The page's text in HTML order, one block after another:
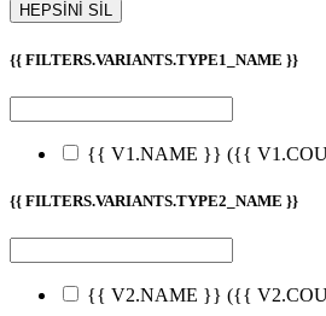
HEPSİNİ SİL
{{ FILTERS.VARIANTS.TYPE1_NAME }}
{{ V1.NAME }} ({{
{{ FILTERS.VARIANTS.TYPE2_NAME }}
{{ V2.NAME }} ({{